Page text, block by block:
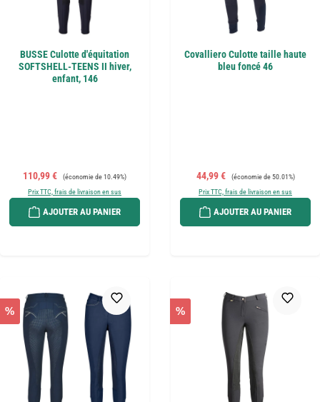
BUSSE Culotte d'équitation
SOFTSHELL-TEENS II hiver,
enfant, 146
Prix de vente :
110,99 € Prix régulier :
(économie de 10.49%)
Prix TTC, frais de livraison en sus
AJOUTER AU PANIER
Covalliero Culotte taille haute
bleu foncé 46
Prix de vente :
44,99 € Prix régulier :
(économie de 50.01%)
Prix TTC, frais de livraison en sus
AJOUTER AU PANIER
% %